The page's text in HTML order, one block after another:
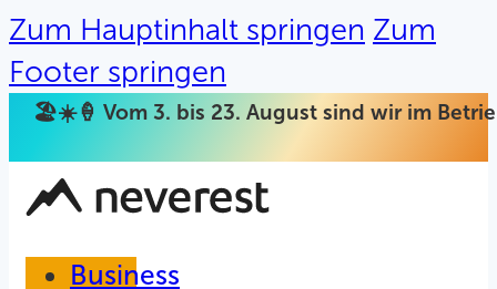
Zum Hauptinhalt springen Zum
Footer springen
🏖️☀️🍦 Vom 3. bis 23. August sind wir im
Business